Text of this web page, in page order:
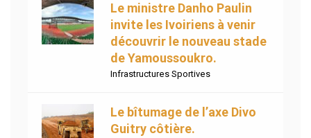
Le ministre Danho Paulin
invite les Ivoiriens à venir
découvrir le nouveau stade
de Yamoussoukro.
Infrastructures Sportives
Le bîtumage de l’axe Divo
Guitry côtière.